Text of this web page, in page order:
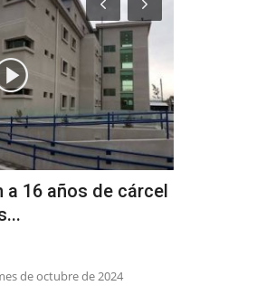
a 16 años de cárcel
de octubre de 2024